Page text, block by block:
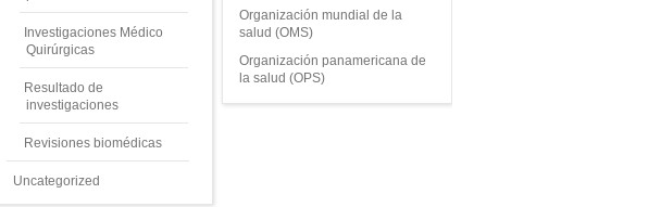
Investigaciones Médico
Quirúrgicas
Resultado de
investigaciones
Revisiones biomédicas
Uncategorized
Organización mundial de la
salud (OMS)
Organización panamericana de
la salud (OPS)